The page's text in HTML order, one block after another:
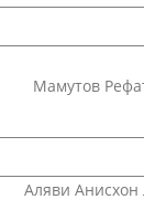
Мамутов
Аляви Анисхон